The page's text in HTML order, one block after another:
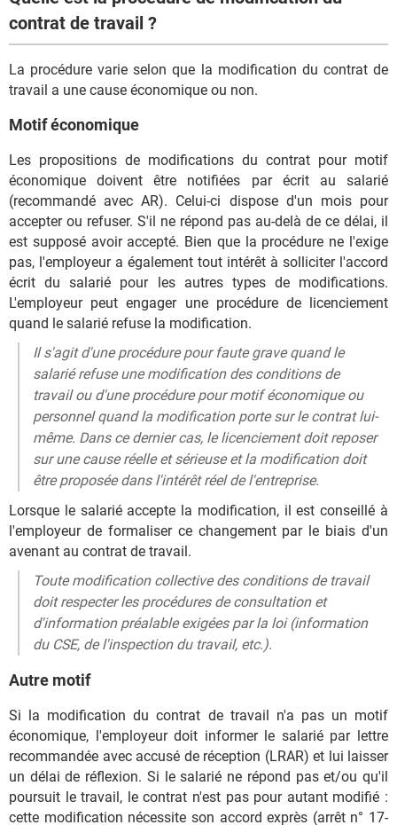
contrat de travail ?
La procédure varie selon que la modification du contrat de
travail a une cause économique ou non.
Motif économique
Les propositions de modifications du contrat pour motif
économique doivent être notifiées par écrit au salarié
(recommandé avec AR). Celui-ci dispose d'un mois pour
accepter ou refuser. S'il ne répond pas au-delà de ce délai, il
est supposé avoir accepté. Bien que la procédure ne l'exige
pas, l'employeur a également tout intérêt à solliciter l'accord
écrit du salarié pour les autres types de modifications.
L'employeur peut engager une procédure de licenciement
quand le salarié refuse la modification.
Il s'agit d'une procédure pour faute grave quand le
salarié refuse une modification des conditions de
travail ou d'une procédure pour motif économique ou
personnel quand la modification porte sur le contrat lui-
même. Dans ce dernier cas, le licenciement doit reposer
sur une cause réelle et sérieuse et la modification doit
être proposée dans l'intérêt réel de l'entreprise.
Lorsque le salarié accepte la modification, il est conseillé à
l'employeur de formaliser ce changement par le biais d'un
avenant au contrat de travail.
Toute modification collective des conditions de travail
doit respecter les procédures de consultation et
d'information préalable exigées par la loi (information
du CSE, de l'inspection du travail, etc.).
Autre motif
Si la modification du contrat de travail n'a pas un motif
économique, l'employeur doit informer le salarié par lettre
recommandée avec accusé de réception (LRAR) et lui laisser
un délai de réflexion. Si le salarié ne répond pas et/ou qu'il
poursuit le travail, le contrat n'est pas pour autant modifié :
cette modification nécessite son accord exprès (arrêt n° 17-